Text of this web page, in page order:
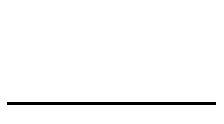
การล็อกสเปกหรือการกำหนดคุณลักษณะเฉพาะของสินค้า